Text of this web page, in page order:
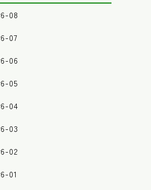
08
07
06
05
04
03
02
01